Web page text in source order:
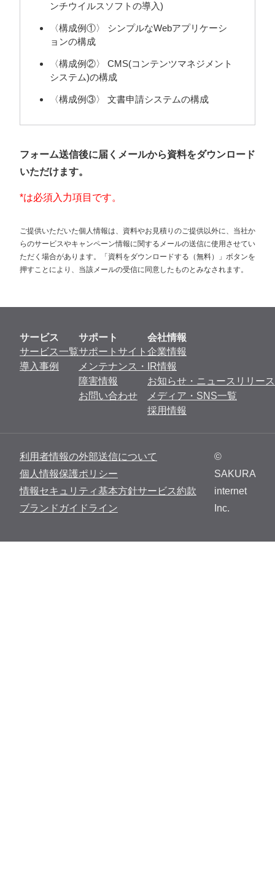
ンチウイルスソフトの導入)
〈構成例①〉 シンプルなWebアプリケーシ
ョンの構成
〈構成例②〉 CMS(コンテンツマネジメント
システム)の構成
〈構成例③〉 文書申請システムの構成
フォーム送信後に届くメールから資料をダウンロード
いただけます。
*は必須入力項目です。
ご提供いただいた個人情報は、資料やお見積りのご提供以外に、当社か
らのサービスやキャンペーン情報に関するメールの送信に使用させてい
ただく場合があります。「資料をダウンロードする（無料）」ボタンを
押すことにより、当該メールの受信に同意したものとみなされます。
サービス
サービス一覧
導入事例
サポート
サポートサイト
メンテナンス・
障害情報
お問い合わせ
会社情報
企業情報
IR情報
お知らせ・ニュースリリース
メディア・SNS一覧
採用情報
利用者情報の外部送信について
個人情報保護ポリシー
情報セキュリティ基本方針サービス約款
ブランドガイドライン
©
SAKURA
internet
Inc.